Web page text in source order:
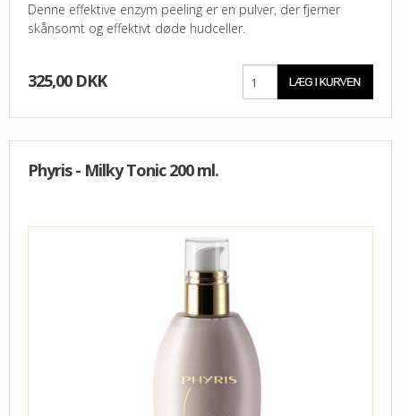
Denne effektive enzym peeling er en pulver, der fjerner
skånsomt og effektivt døde hudceller.
325,00 DKK
Phyris - Milky Tonic 200 ml.